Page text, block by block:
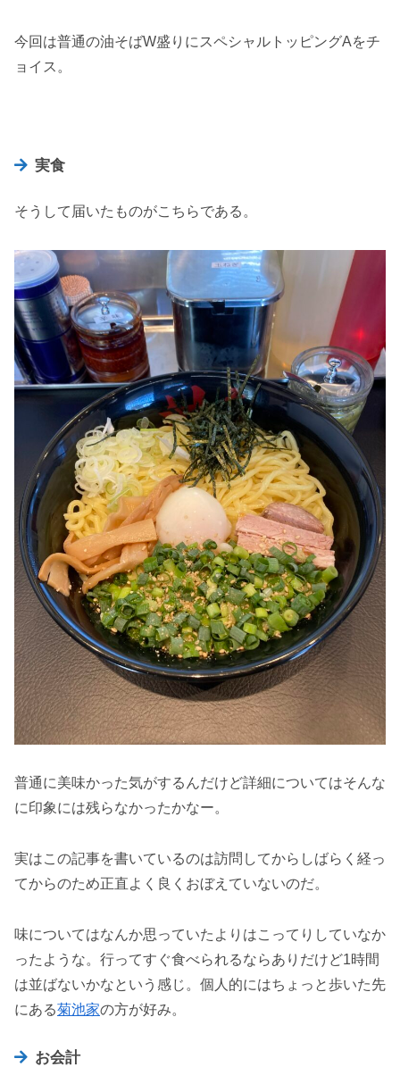
今回は普通の油そばW盛りにスペシャルトッピングAをチ
ョイス。
実食
そうして届いたものがこちらである。
普通に美味かった気がするんだけど詳細についてはそんな
に印象には残らなかったかなー。
実はこの記事を書いているのは訪問してからしばらく経っ
てからのため正直よく良くおぼえていないのだ。
味についてはなんか思っていたよりはこってりしていなか
ったような。行ってすぐ食べられるならありだけど1時間
は並ばないかなという感じ。個人的にはちょっと歩いた先
にある菊池家の方が好み。
お会計